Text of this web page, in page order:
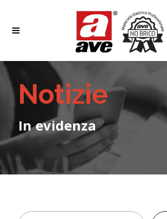
Notizie
In evidenza